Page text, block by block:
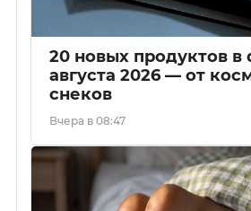
20 новых продуктов в
августа 2026 — от
снеков
Вчера в 08:47